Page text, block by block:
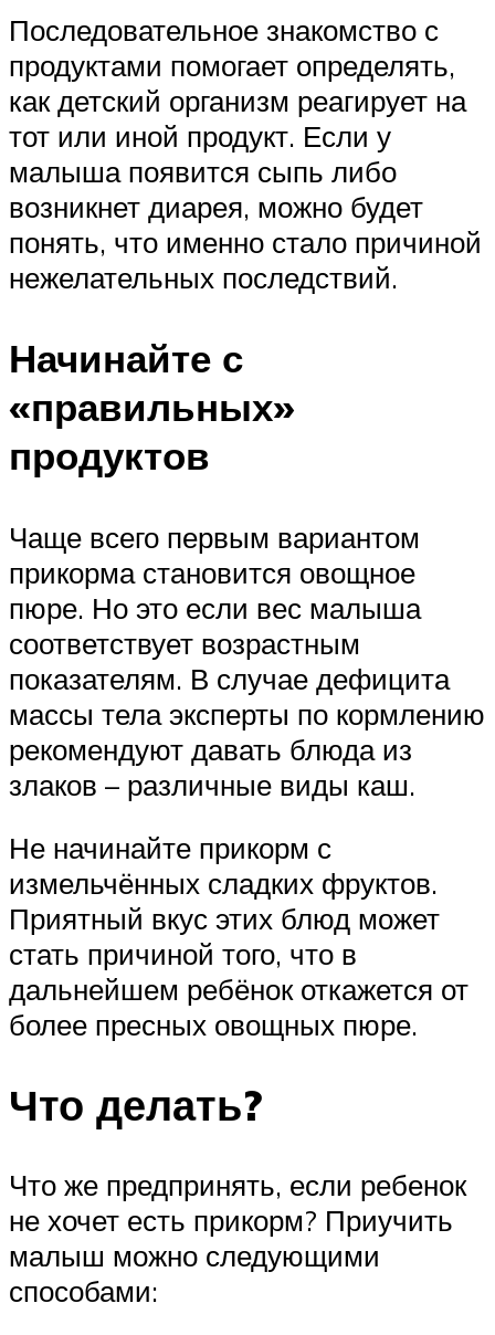
Последовательное знакомство с
продуктами помогает определять,
как детский организм реагирует на
тот или иной продукт. Если у
малыша появится сыпь либо
возникнет диарея, можно будет
понять, что именно стало причиной
нежелательных последствий.
Начинайте с
«правильных»
продуктов
Чаще всего первым вариантом
прикорма становится овощное
пюре. Но это если вес малыша
соответствует возрастным
показателям. В случае дефицита
массы тела эксперты по кормлению
рекомендуют давать блюда из
злаков – различные виды каш.
Не начинайте прикорм с
измельчённых сладких фруктов.
Приятный вкус этих блюд может
стать причиной того, что в
дальнейшем ребёнок откажется от
более пресных овощных пюре.
Что делать?
Что же предпринять, если ребенок
не хочет есть прикорм? Приучить
малыш можно следующими
способами: